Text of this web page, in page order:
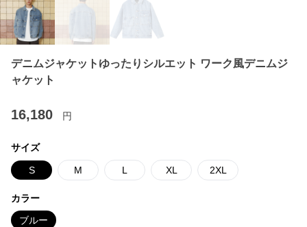
デニムジャケットゆったりシルエット ワーク風デニムジ
ャケット
16,180 円
サイズ
S M L XL 2XL
カラー
ブルー